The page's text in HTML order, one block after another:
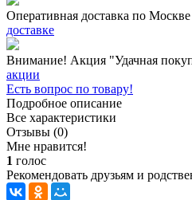
Оперативная доставка по
доставке
Внимание! Акция "Удачная
акции
Есть вопрос по товару!
Подробное описание
Все характеристики
Отзывы (0)
Мне нравится!
1 голос
Рекомендовать друзьям и